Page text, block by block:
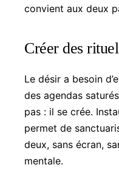
convient aux deux
Créer des
Le désir a besoin
des agendas
pas : il se crée.
permet de
deux, sans écran,
mentale.